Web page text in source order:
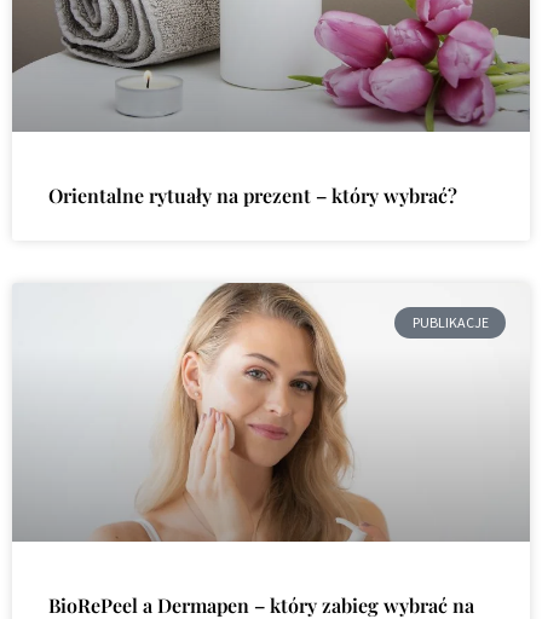
Orientalne rytuały na prezent – który wybrać?
PUBLIKACJE
BioRePeel a Dermapen – który zabieg wybrać na